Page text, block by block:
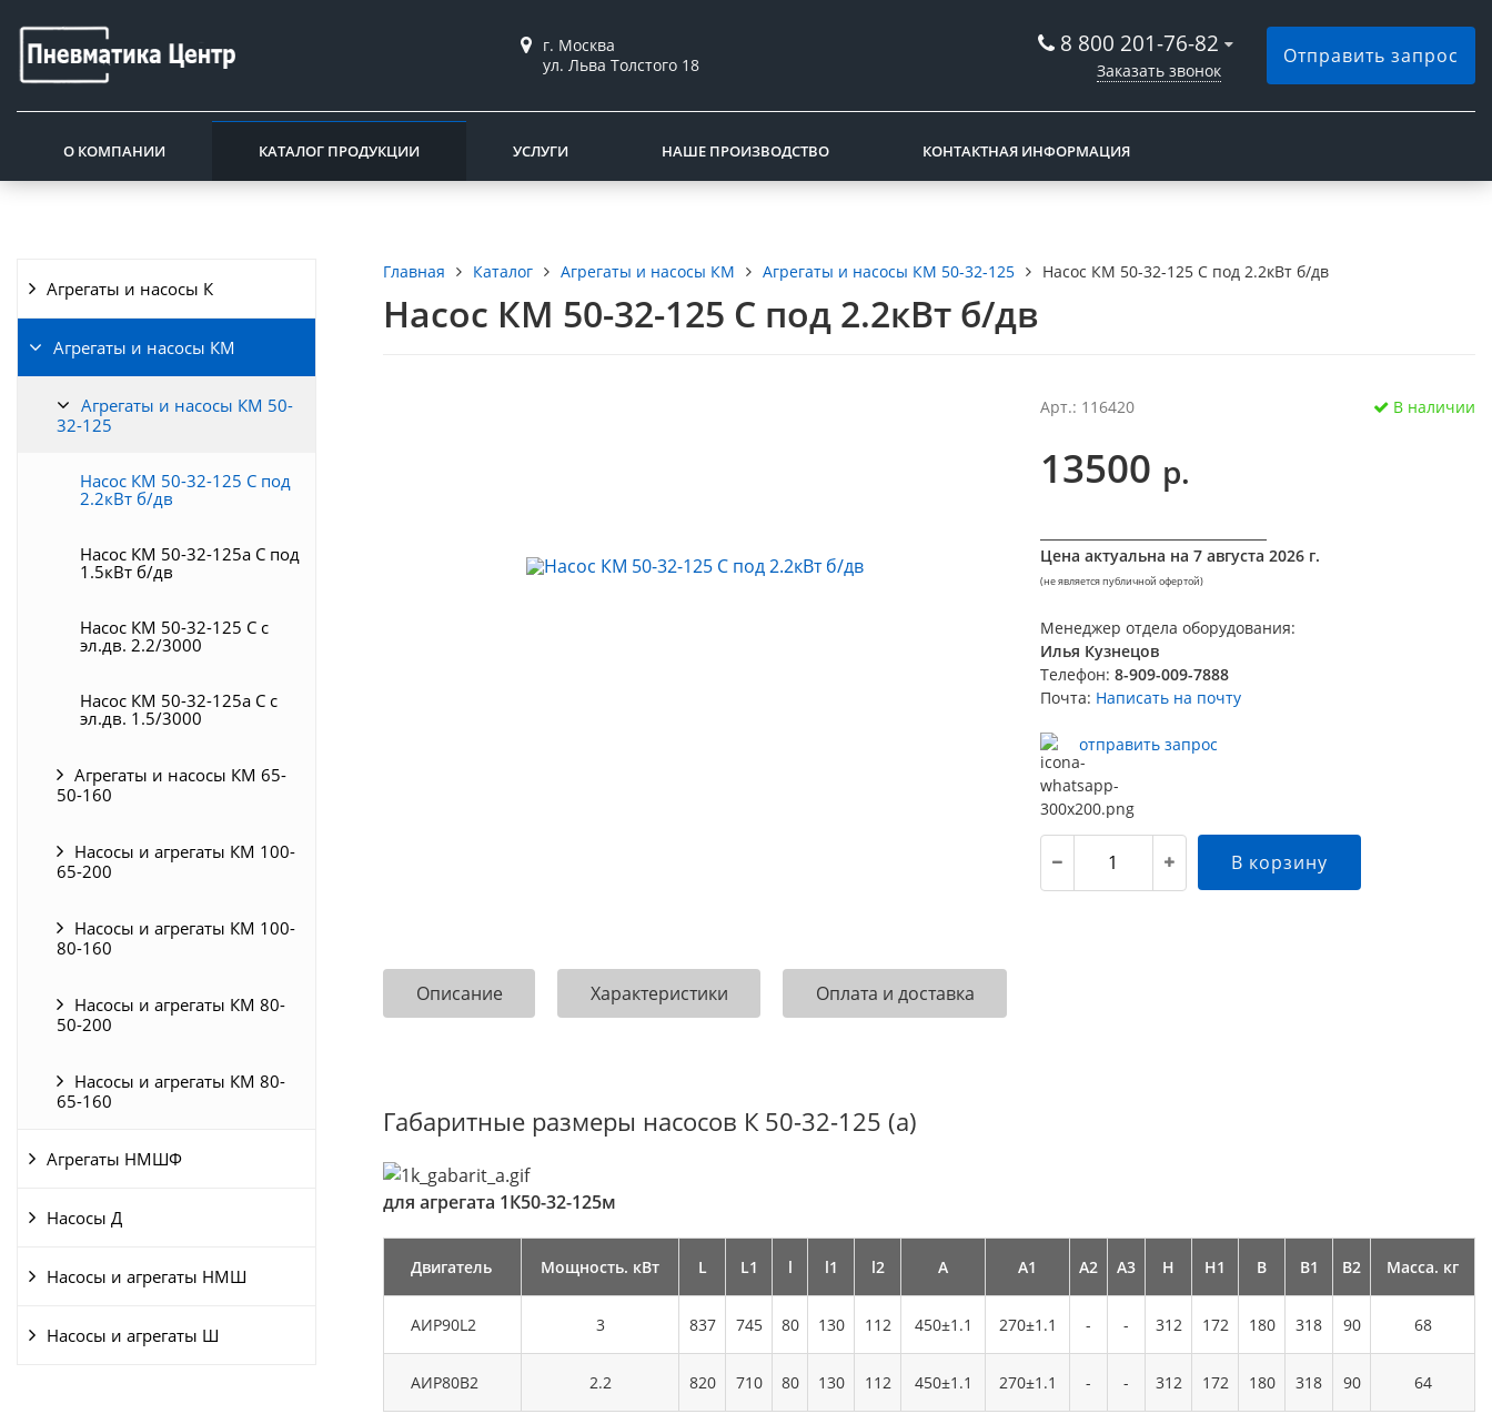
г. Москва
ул. Льва Толстого 18
8 800 201-76-82
Заказать звонок
Отправить запрос
О КОМПАНИИ КАТАЛОГ ПРОДУКЦИИ УСЛУГИ НАШЕ ПРОИЗВОДСТВО КОНТАКТНАЯ ИНФОРМАЦИЯ
Агрегаты и насосы К
Агрегаты и насосы КМ
Агрегаты и насосы КМ 50-
32-125
Насос КМ 50-32-125 С под
2.2кВт б/дв
Насос КМ 50-32-125а С под
1.5кВт б/дв
Насос КМ 50-32-125 С с
эл.дв. 2.2/3000
Насос КМ 50-32-125а С с
эл.дв. 1.5/3000
Агрегаты и насосы КМ 65-
50-160
Насосы и агрегаты КМ 100-
65-200
Насосы и агрегаты КМ 100-
80-160
Насосы и агрегаты КМ 80-
50-200
Насосы и агрегаты КМ 80-
65-160
Агрегаты НМШФ
Насосы Д
Насосы и агрегаты НМШ
Насосы и агрегаты Ш
Главная Каталог Агрегаты и насосы КМ Агрегаты и насосы КМ 50-32-125 Насос КМ 50-32-125 С под 2.2кВт б/дв
Насос КМ 50-32-125 С под 2.2кВт б/дв
Арт.: 116420 В наличии
13500 р.
Цена актуальна на 7 августа 2026 г.
(не является публичной офертой)
Менеджер отдела оборудования:
Илья Кузнецов
Телефон: 8-909-009-7888
Почта: Написать на почту
отправить запрос
В корзину
Описание Характеристики Оплата и доставка
Габаритные размеры насосов К 50-32-125 (а)
для агрегата 1К50-32-125м
Двигатель Мощность. кВт L L1 l l1 l2 А А1 А2 А3 Н Н1 В В1 В2 Масса. кг
АИР90L2 3 837 745 80 130 112 450±1.1 270±1.1 - - 312 172 180 318 90 68
АИР80В2 2.2 820 710 80 130 112 450±1.1 270±1.1 - - 312 172 180 318 90 64